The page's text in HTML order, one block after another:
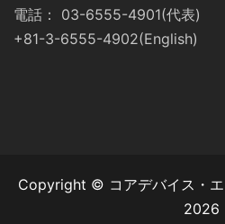
電話： 03-6555-4901(代表)
+81-3-6555-4902(English)
Copyright © コアデバイス・エ
2026